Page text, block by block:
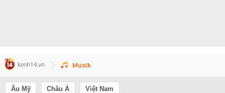
Musik
Âu Mỹ Châu Á Việt Nam